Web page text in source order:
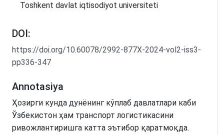
Toshkent davlat iqtisodiyot universiteti
DOI:
https://doi.org/10.60078/2992-877X-2024-vol2-iss3-
pp336-347
Annotasiya
Ҳозирги кунда дунёнинг кўплаб давлатлари каби
Ўзбекистон ҳам транспорт логистикасини
ривожлантиришга катта эътибор қаратмоқда.